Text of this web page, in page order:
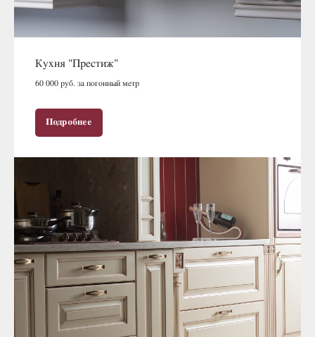
Кухня "Престиж"
60 000 руб. за погонный метр
Подробнее